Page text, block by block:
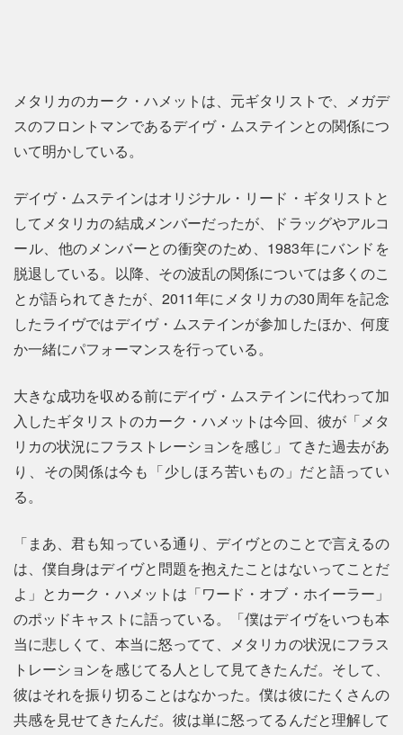
メタリカのカーク・ハメットは、元ギタリストで、メガデ
スのフロントマンであるデイヴ・ムステインとの関係につ
いて明かしている。
デイヴ・ムステインはオリジナル・リード・ギタリストと
してメタリカの結成メンバーだったが、ドラッグやアルコ
ール、他のメンバーとの衝突のため、1983年にバンドを
脱退している。以降、その波乱の関係については多くのこ
とが語られてきたが、2011年にメタリカの30周年を記念
したライヴではデイヴ・ムステインが参加したほか、何度
か一緒にパフォーマンスを行っている。
大きな成功を収める前にデイヴ・ムステインに代わって加
入したギタリストのカーク・ハメットは今回、彼が「メタ
リカの状況にフラストレーションを感じ」てきた過去があ
り、その関係は今も「少しほろ苦いもの」だと語ってい
る。
「まあ、君も知っている通り、デイヴとのことで言えるの
は、僕自身はデイヴと問題を抱えたことはないってことだ
よ」とカーク・ハメットは「ワード・オブ・ホイーラー」
のポッドキャストに語っている。「僕はデイヴをいつも本
当に悲しくて、本当に怒ってて、メタリカの状況にフラス
トレーションを感じてる人として見てきたんだ。そして、
彼はそれを振り切ることはなかった。僕は彼にたくさんの
共感を見せてきたんだ。彼は単に怒ってるんだと理解して